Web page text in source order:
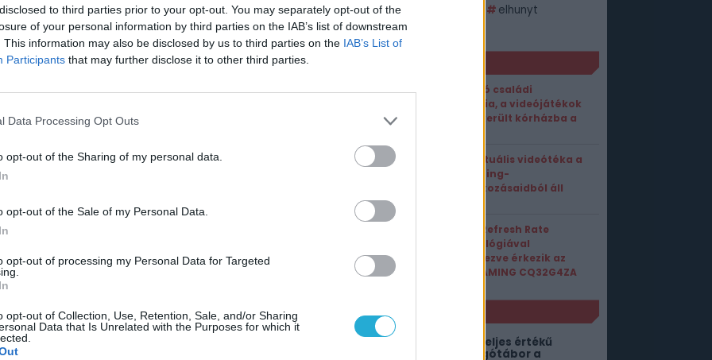
to third parties prior to your opt-out. You may separately opt-out of the
of your personal information by third parties on the IAB’s list of downstream
This information may also be disclosed by us to third parties on the IAB’s List of
Participants that may further disclose it to other third parties.
Data Processing Opt Outs
opt-out of the Sharing of my personal data.
opt-out of the Sale of my Personal Data.
opt-out of processing my Personal Data for Targeted
opt-out of Collection, Use, Retention, Sale, and/or Sharing
Data that Is Unrelated with the Purposes for which it
és az internet népének köszönhette. A
tanította meg a bűnözőknek, hogy Texasban
van. Később pedig jöttek a Chuck
emelték. Ezáltal tudtuk meg, hogy
egy mérgeskígyó megmarta őt, de öt
Egy olyan koré, ahol a hősök még
farmert, és ahol a problémákat egyetlen,
Nyugodjék békében, Walker – bár
lesz a rend. Chuck Norris nem halt meg,
Wissmann)
chuck norris legjobb filmjei
elhunyt
meghalt
Sokkoló családi
tragédia, a videójátékok
miatt került kórházba a
Ez a virtuális videótéka a
streaming-
feliratkozásaidból áll
Triple Refresh Rate
technológiával
felvértezve érkezik az
AOC GAMING CQ32G4ZA
Megjött az új DC-játék teljes értékű
bemutatója, de a rajongótábor a